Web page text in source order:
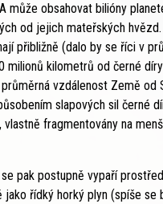
může obsahovat bilióny
od jejich mateřských
přibližně (dalo by se říci v
milionů kilometrů od černé
vzdálenost Země od
slapových sil černé
vlastně fragmentovány na
pak postupně vypaří
jako řídký horký plyn (spíše se